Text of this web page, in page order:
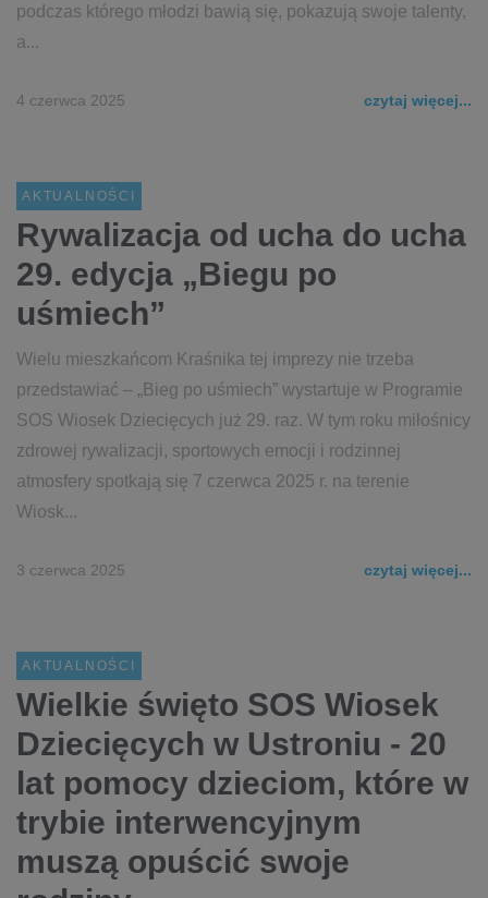
podczas którego młodzi bawią się, pokazują swoje talenty,
a...
4 czerwca 2025 czytaj więcej...
AKTUALNOŚCI
Rywalizacja od ucha do ucha
29. edycja „Biegu po
uśmiech”
Wielu mieszkańcom Kraśnika tej imprezy nie trzeba
przedstawiać – „Bieg po uśmiech” wystartuje w Programie
SOS Wiosek Dziecięcych już 29. raz. W tym roku miłośnicy
zdrowej rywalizacji, sportowych emocji i rodzinnej
atmosfery spotkają się 7 czerwca 2025 r. na terenie
Wiosk...
3 czerwca 2025 czytaj więcej...
AKTUALNOŚCI
Wielkie święto SOS Wiosek
Dziecięcych w Ustroniu - 20
lat pomocy dzieciom, które w
trybie interwencyjnym
muszą opuścić swoje